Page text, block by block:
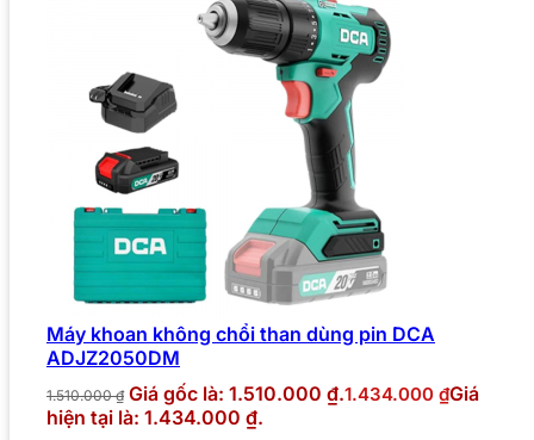
Máy khoan không chổi than dùng pin DCA
ADJZ2050DM
1.510.000₫ Giá gốc là: 1.510.000 ₫.1.434.000 ₫Giá
hiện tại là: 1.434.000 ₫.